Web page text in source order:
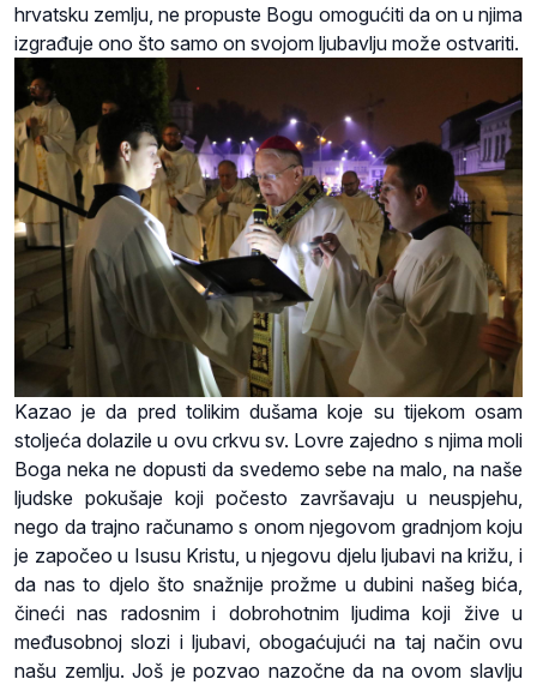
hrvatsku zemlju, ne propuste Bogu omogućiti da on u njima
izgrađuje ono što samo on svojom ljubavlju može ostvariti.
Kazao je da pred tolikim dušama koje su tijekom osam
stoljeća dolazile u ovu crkvu sv. Lovre zajedno s njima moli
Boga neka ne dopusti da svedemo sebe na malo, na naše
ljudske pokušaje koji počesto završavaju u neuspjehu,
nego da trajno računamo s onom njegovom gradnjom koju
je započeo u Isusu Kristu, u njegovu djelu ljubavi na križu, i
da nas to djelo što snažnije prožme u dubini našeg bića,
čineći nas radosnim i dobrohotnim ljudima koji žive u
međusobnoj slozi i ljubavi, obogaćujući na taj način ovu
našu zemlju. Još je pozvao nazočne da na ovom slavlju